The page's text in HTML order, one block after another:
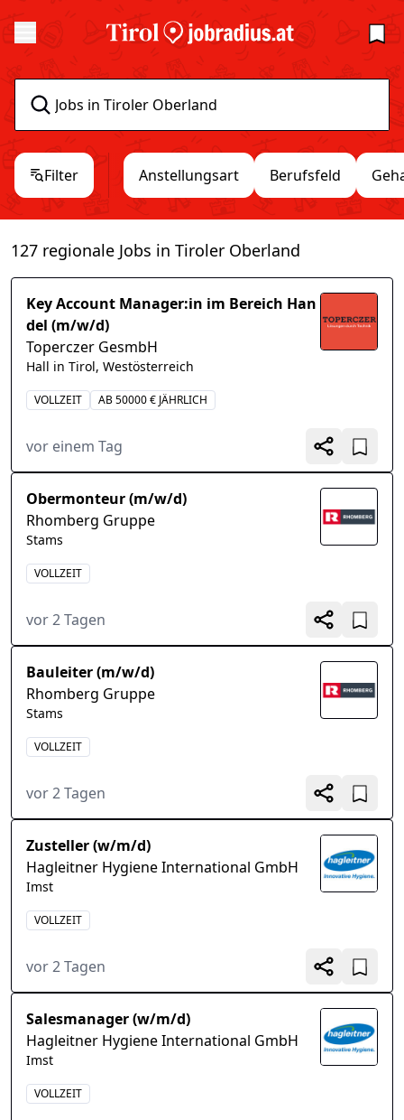
Filter Anstellungsart Berufsfeld
127 regionale Jobs in Tiroler Oberland
Key Account Manager:in im Bereich Han
del (m/w/d)
Toperczer GesmbH
Hall in Tirol, Westösterreich
VOLLZEIT AB 50000 € JÄHRLICH
vor einem Tag
Obermonteur (m/w/d)
Rhomberg Gruppe
Stams
VOLLZEIT
vor 2 Tagen
Bauleiter (m/w/d)
Rhomberg Gruppe
Stams
VOLLZEIT
vor 2 Tagen
Zusteller (w/m/d)
Hagleitner Hygiene International GmbH
Imst
VOLLZEIT
vor 2 Tagen
Salesmanager (w/m/d)
Hagleitner Hygiene International GmbH
Imst
VOLLZEIT